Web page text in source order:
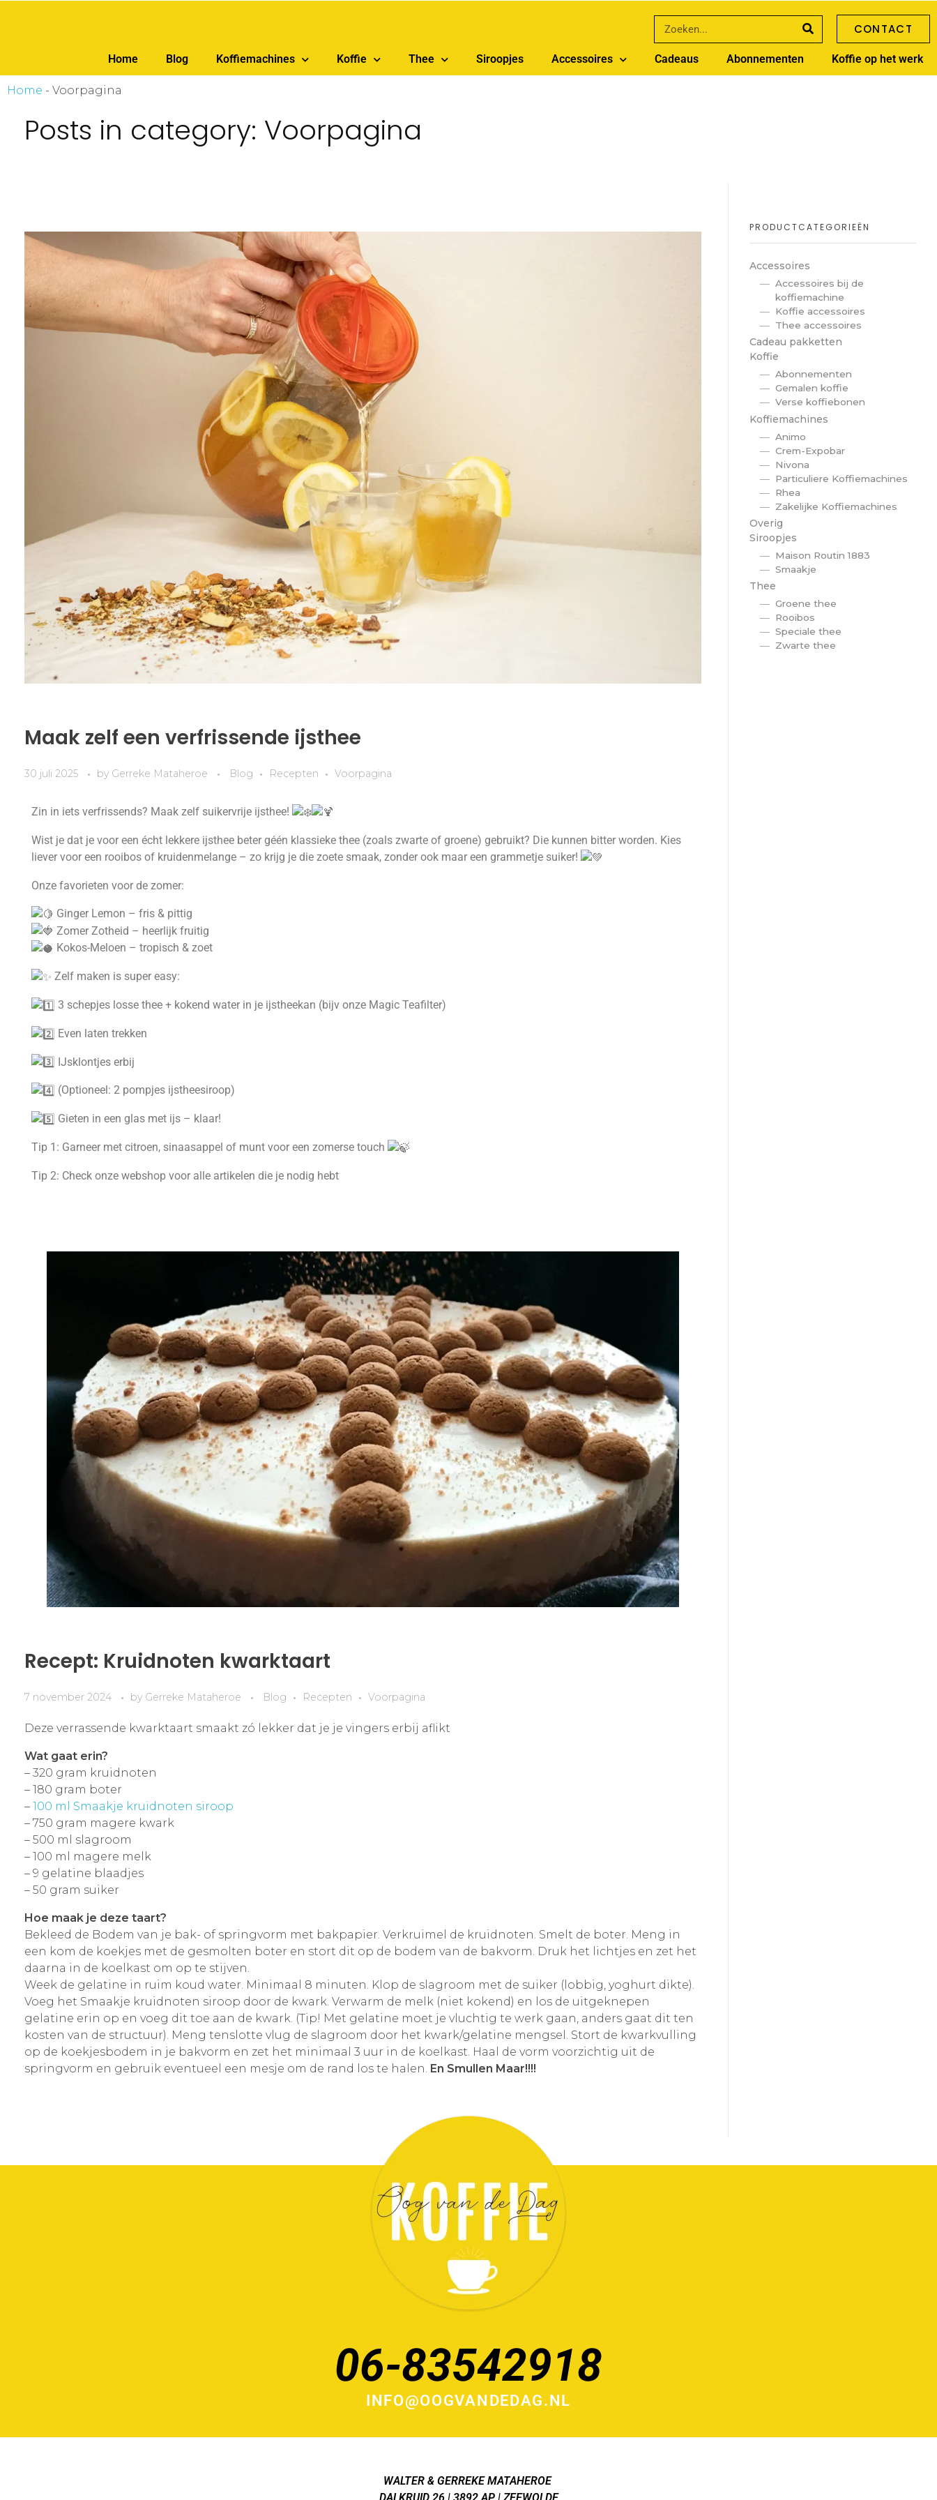
CONTACT
Home Blog Koffiemachines Koffie Thee Siroopjes Accessoires Cadeaus Abonnementen Koffie op het werk
Home - Voorpagina
Posts in category: Voorpagina
Maak zelf een verfrissende ijsthee
30 juli 2025 by Gerreke Mataheroe Blog Recepten Voorpagina
Zin in iets verfrissends? Maak zelf suikervrije ijsthee!
Wist je dat je voor een écht lekkere ijsthee beter géén klassieke thee (zoals zwarte of groene) gebruikt? Die kunnen bitter worden. Kies
liever voor een rooibos of kruidenmelange – zo krijg je die zoete smaak, zonder ook maar een grammetje suiker!
Onze favorieten voor de zomer:
Ginger Lemon – fris & pittig
Zomer Zotheid – heerlijk fruitig
Kokos-Meloen – tropisch & zoet
Zelf maken is super easy:
3 schepjes losse thee + kokend water in je ijstheekan (bijv onze Magic Teafilter)
Even laten trekken
IJsklontjes erbij
(Optioneel: 2 pompjes ijstheesiroop)
Gieten in een glas met ijs – klaar!
Tip 1: Garneer met citroen, sinaasappel of munt voor een zomerse touch
Tip 2: Check onze webshop voor alle artikelen die je nodig hebt
Recept: Kruidnoten kwarktaart
7 november 2024 by Gerreke Mataheroe Blog Recepten Voorpagina
Deze verrassende kwarktaart smaakt zó lekker dat je je vingers erbij aflikt
Wat gaat erin?
– 320 gram kruidnoten
– 180 gram boter
– 100 ml Smaakje kruidnoten siroop
– 750 gram magere kwark
– 500 ml slagroom
– 100 ml magere melk
– 9 gelatine blaadjes
– 50 gram suiker
Hoe maak je deze taart?
Bekleed de Bodem van je bak- of springvorm met bakpapier. Verkruimel de kruidnoten. Smelt de boter. Meng in
een kom de koekjes met de gesmolten boter en stort dit op de bodem van de bakvorm. Druk het lichtjes en zet het
daarna in de koelkast om op te stijven.
Week de gelatine in ruim koud water. Minimaal 8 minuten. Klop de slagroom met de suiker (lobbig, yoghurt dikte).
Voeg het Smaakje kruidnoten siroop door de kwark. Verwarm de melk (niet kokend) en los de uitgeknepen
gelatine erin op en voeg dit toe aan de kwark. (Tip! Met gelatine moet je vluchtig te werk gaan, anders gaat dit ten
kosten van de structuur). Meng tenslotte vlug de slagroom door het kwark/gelatine mengsel. Stort de kwarkvulling
op de koekjesbodem in je bakvorm en zet het minimaal 3 uur in de koelkast. Haal de vorm voorzichtig uit de
springvorm en gebruik eventueel een mesje om de rand los te halen. En Smullen Maar!!!!
PRODUCTCATEGORIEËN
Accessoires
Accessoires bij de
koffiemachine
Koffie accessoires
Thee accessoires
Cadeau pakketten
Koffie
Abonnementen
Gemalen koffie
Verse koffiebonen
Koffiemachines
Animo
Crem-Expobar
Nivona
Particuliere Koffiemachines
Rhea
Zakelijke Koffiemachines
Overig
Siroopjes
Maison Routin 1883
Smaakje
Thee
Groene thee
Rooibos
Speciale thee
Zwarte thee
06-83542918
INFO@OOGVANDEDAG.NL
WALTER & GERREKE MATAHEROE